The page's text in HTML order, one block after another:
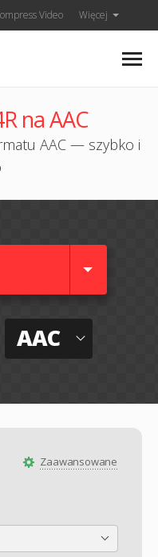
Video Więcej
na AAC
AAC — szybko i
AAC
Zaawansowane